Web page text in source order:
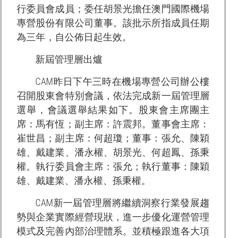
行委員會成員；委任胡景光擔任澳門國際機場
專營股份有限公司董事。該批示所指成員任期
為三年，自公佈日起生效。
新屆管理層出爐
CAM昨日下午三時在機場專營公司辦公樓
召開股東會特別會議，依法完成新一屆管理層
選舉，會議選舉結果如下。股東會主席團主
席：馬有恆；副主席：許震邦。董事會主席：
崔世昌；副主席：何超瓊；董事：張允、陳穎
雄、戴建業、潘永權、胡景光、何超鳳、孫秉
權。執行委員會主席：張允；執行董事：陳穎
雄、戴建業、潘永權、孫秉權。
CAM新一屆管理層將繼續洞察行業發展趨
勢與企業實際經營現狀，進一步優化運營管理
模式及完善內部治理體系。並積極跟進各大項